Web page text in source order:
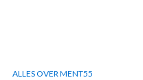
ALLES OVER MENT55